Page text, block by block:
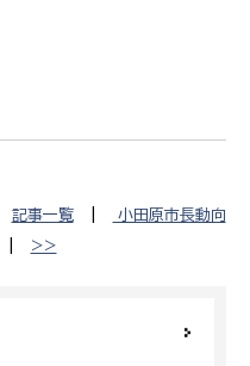
記事一覧|
小田原市長動向
>>